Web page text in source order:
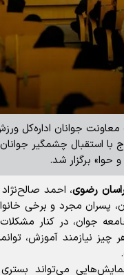
معاونت جوانان اداره‌کل
استقبال چشمگیر
برگزار شد.
رضوی، احمد صالح‌نژاد
پسران مجرد و برخی
جوان، در کنار
نیازمند آموزش،
می‌تواند